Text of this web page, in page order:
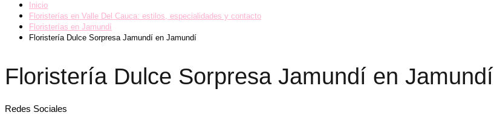
Inicio
Floristerías en Valle Del Cauca: estilos, especialidades y contacto
Floristerías en Jamundí
Floristería Dulce Sorpresa Jamundí en Jamundí
Floristería Dulce Sorpresa Jamundí en Jamundí
Redes Sociales